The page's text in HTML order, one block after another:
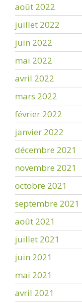
août 2022
juillet 2022
juin 2022
mai 2022
avril 2022
mars 2022
février 2022
janvier 2022
décembre 2021
novembre 2021
octobre 2021
septembre 2021
août 2021
juillet 2021
juin 2021
mai 2021
avril 2021